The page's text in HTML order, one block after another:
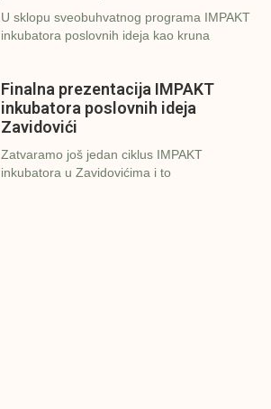
U sklopu sveobuhvatnog programa IMPAKT
inkubatora poslovnih ideja kao kruna
Finalna prezentacija IMPAKT
inkubatora poslovnih ideja
Zavidovići
Zatvaramo još jedan ciklus IMPAKT
inkubatora u Zavidovićima i to